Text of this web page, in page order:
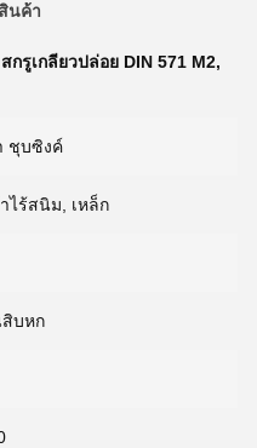
นค้า
สกรูเกลียวปล่อย DIN 571 M2,
ชุบซิงค์
ไร้สนิม, เหล็ก
สิบหก